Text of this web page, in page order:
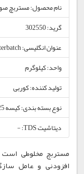
نام محصول: مستربچ صورتی
گرید: 302550
عنوان انگلیسی: Pink Masterbatch
واحد: کیلوگرم
تولید کننده: کوربی
نوع بسته بندی: کیسه 25 کیلوگرمی
دیتاشیت TDS: -
مستربچ مخلوطی است
افزودنی و عامل